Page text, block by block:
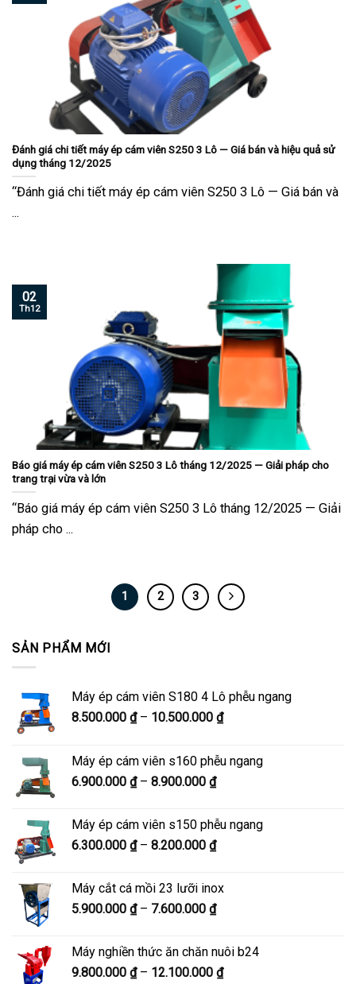
SẢN PHẨM MỚI
Máy ép cám viên S180 4 Lô phễu ngang
8.500.000 ₫ – 10.500.000 ₫Khoảng
8.500.000 ₫
Máy ép cám viên s160 phễu ngang
6.900.000 ₫ – 8.900.000 ₫Khoảng
từ
6.900.000 ₫
đến
Máy ép cám viên s150 phễu ngang
6.300.000 ₫ – 8.200.000 ₫Khoảng
6.300.000 ₫
đến
Máy cắt cá mồi 23 lưỡi inox
5.900.000 ₫ – 7.600.000 ₫Khoảng
5.900.000 ₫
đến
Máy nghiền thức ăn chăn nuôi b24
9.800.000 ₫ – 12.100.000 ₫Khoảng
Đánh giá chi tiết máy ép cám viên S250 3 Lô — Giá bán và hiệu quả sử
dụng tháng 12/2025
“Đánh giá chi tiết máy ép cám viên S250 3 Lô — Giá bán và
...
Báo giá máy ép cám viên S250 3 Lô tháng 12/2025 — Giải pháp cho
trang trại vừa và lớn
“Báo giá máy ép cám viên S250 3 Lô tháng 12/2025 — Giải
pháp cho ...
02
Th12
1 2 3